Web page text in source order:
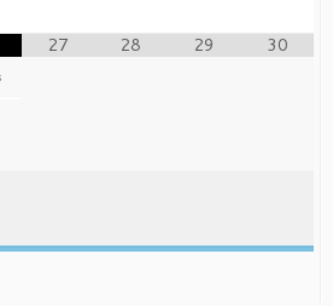
27 28 29 30